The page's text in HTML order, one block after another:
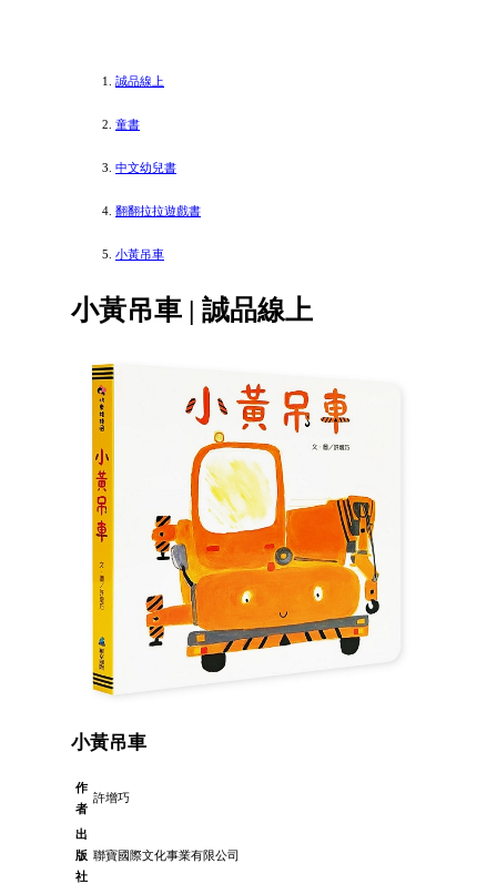
誠品線上
童書
中文幼兒書
翻翻拉拉遊戲書
小黃吊車
小黃吊車 | 誠品線上
小黃吊車
作
者
許增巧
出
版
社
聯寶國際文化事業有限公司